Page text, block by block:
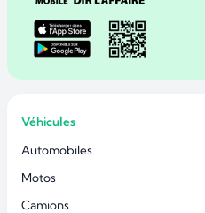
Véhicules
Automobiles
Motos
Camions